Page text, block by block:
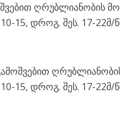
ღრუბლიანობის
15, დროგ. შეს. 17-22მ/
15, დროგ. შეს. 17-22მ/